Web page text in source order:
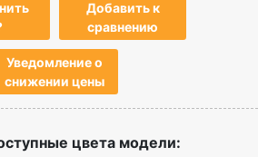
Добавить к
сравнению
Уведомление о
снижении цены
цвета модели: